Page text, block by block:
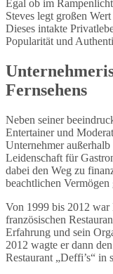
Egal ob im
Steves legt großen
Dieses intakte
Popularität und
Fernsehens
Neben seiner
Entertainer und
Unternehmer
Leidenschaft für
dabei den Weg zu
beachtlichen Vermögen
Von 1999 bis 2012 war
französischen
Erfahrung und sein
2012 wagte er dann
Restaurant „Deffi’s“ in